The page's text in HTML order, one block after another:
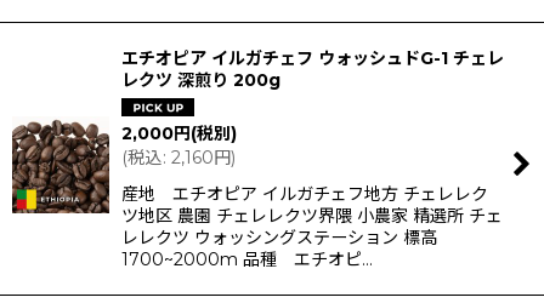
エチオピア イルガチェフ ウォッシュドG-1 チェレ
レクツ 深煎り 200g
2,000円(税別)
(税込: 2,160円)
産地 エチオピア イルガチェフ地方 チェレレク
ツ地区 農園 チェレレクツ界隈 小農家 精選所 チェ
レレクツ ウォッシングステーション 標高
1700~2000m 品種 エチオピ…